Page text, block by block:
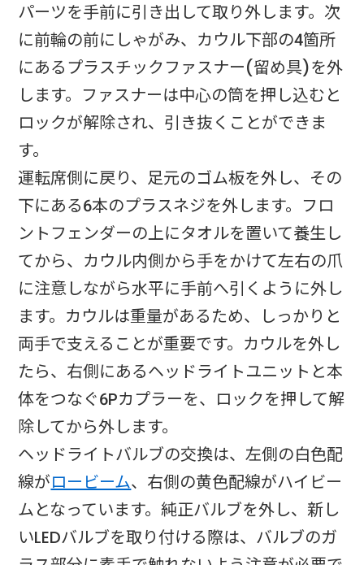
パーツを手前に引き出して取り外します。次
に前輪の前にしゃがみ、カウル下部の4箇所
にあるプラスチックファスナー(留め具)を外
します。ファスナーは中心の筒を押し込むと
ロックが解除され、引き抜くことができま
す。​
運転席側に戻り、足元のゴム板を外し、その
下にある6本のプラスネジを外します。フロ
ントフェンダーの上にタオルを置いて養生し
てから、カウル内側から手をかけて左右の爪
に注意しながら水平に手前へ引くように外し
ます。カウルは重量があるため、しっかりと
両手で支えることが重要です。カウルを外し
たら、右側にあるヘッドライトユニットと本
体をつなぐ6Pカプラーを、ロックを押して解
除してから外します。​
ヘッドライトバルブの交換は、左側の白色配
線がロービーム、右側の黄色配線がハイビー
ムとなっています。純正バルブを外し、新し
いLEDバルブを取り付ける際は、バルブのガ